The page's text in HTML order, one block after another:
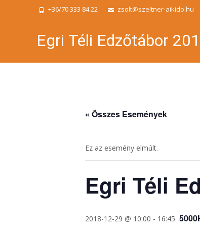
+36/70 333 84 22 zsolt@szeltner-aikido.hu
Egri Téli Edzőtábor
« Összes Események
Ez az esemény elmúlt.
Egri Téli
2018-12-29 @ 10:00 - 16:45